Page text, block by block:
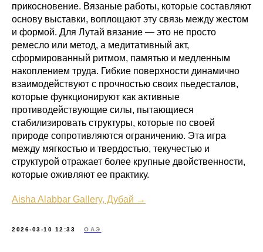
прикосновение. Вязаные работы, которые составляют
основу выставки, воплощают эту связь между жестом
и формой. Для Лутай вязание — это не просто
ремесло или метод, а медитативный акт,
сформированный ритмом, памятью и медленным
накоплением труда. Гибкие поверхности динамично
взаимодействуют с прочностью своих пьедесталов,
которые функционируют как активные
противодействующие силы, пытающиеся
стабилизировать структуры, которые по своей
природе сопротивляются ограничению. Эта игра
между мягкостью и твердостью, текучестью и
структурой отражает более крупные двойственности,
которые оживляют ее практику.
Aisha Alabbar Gallery, Дубай →
2026-03-10 12:33 ОАЭ